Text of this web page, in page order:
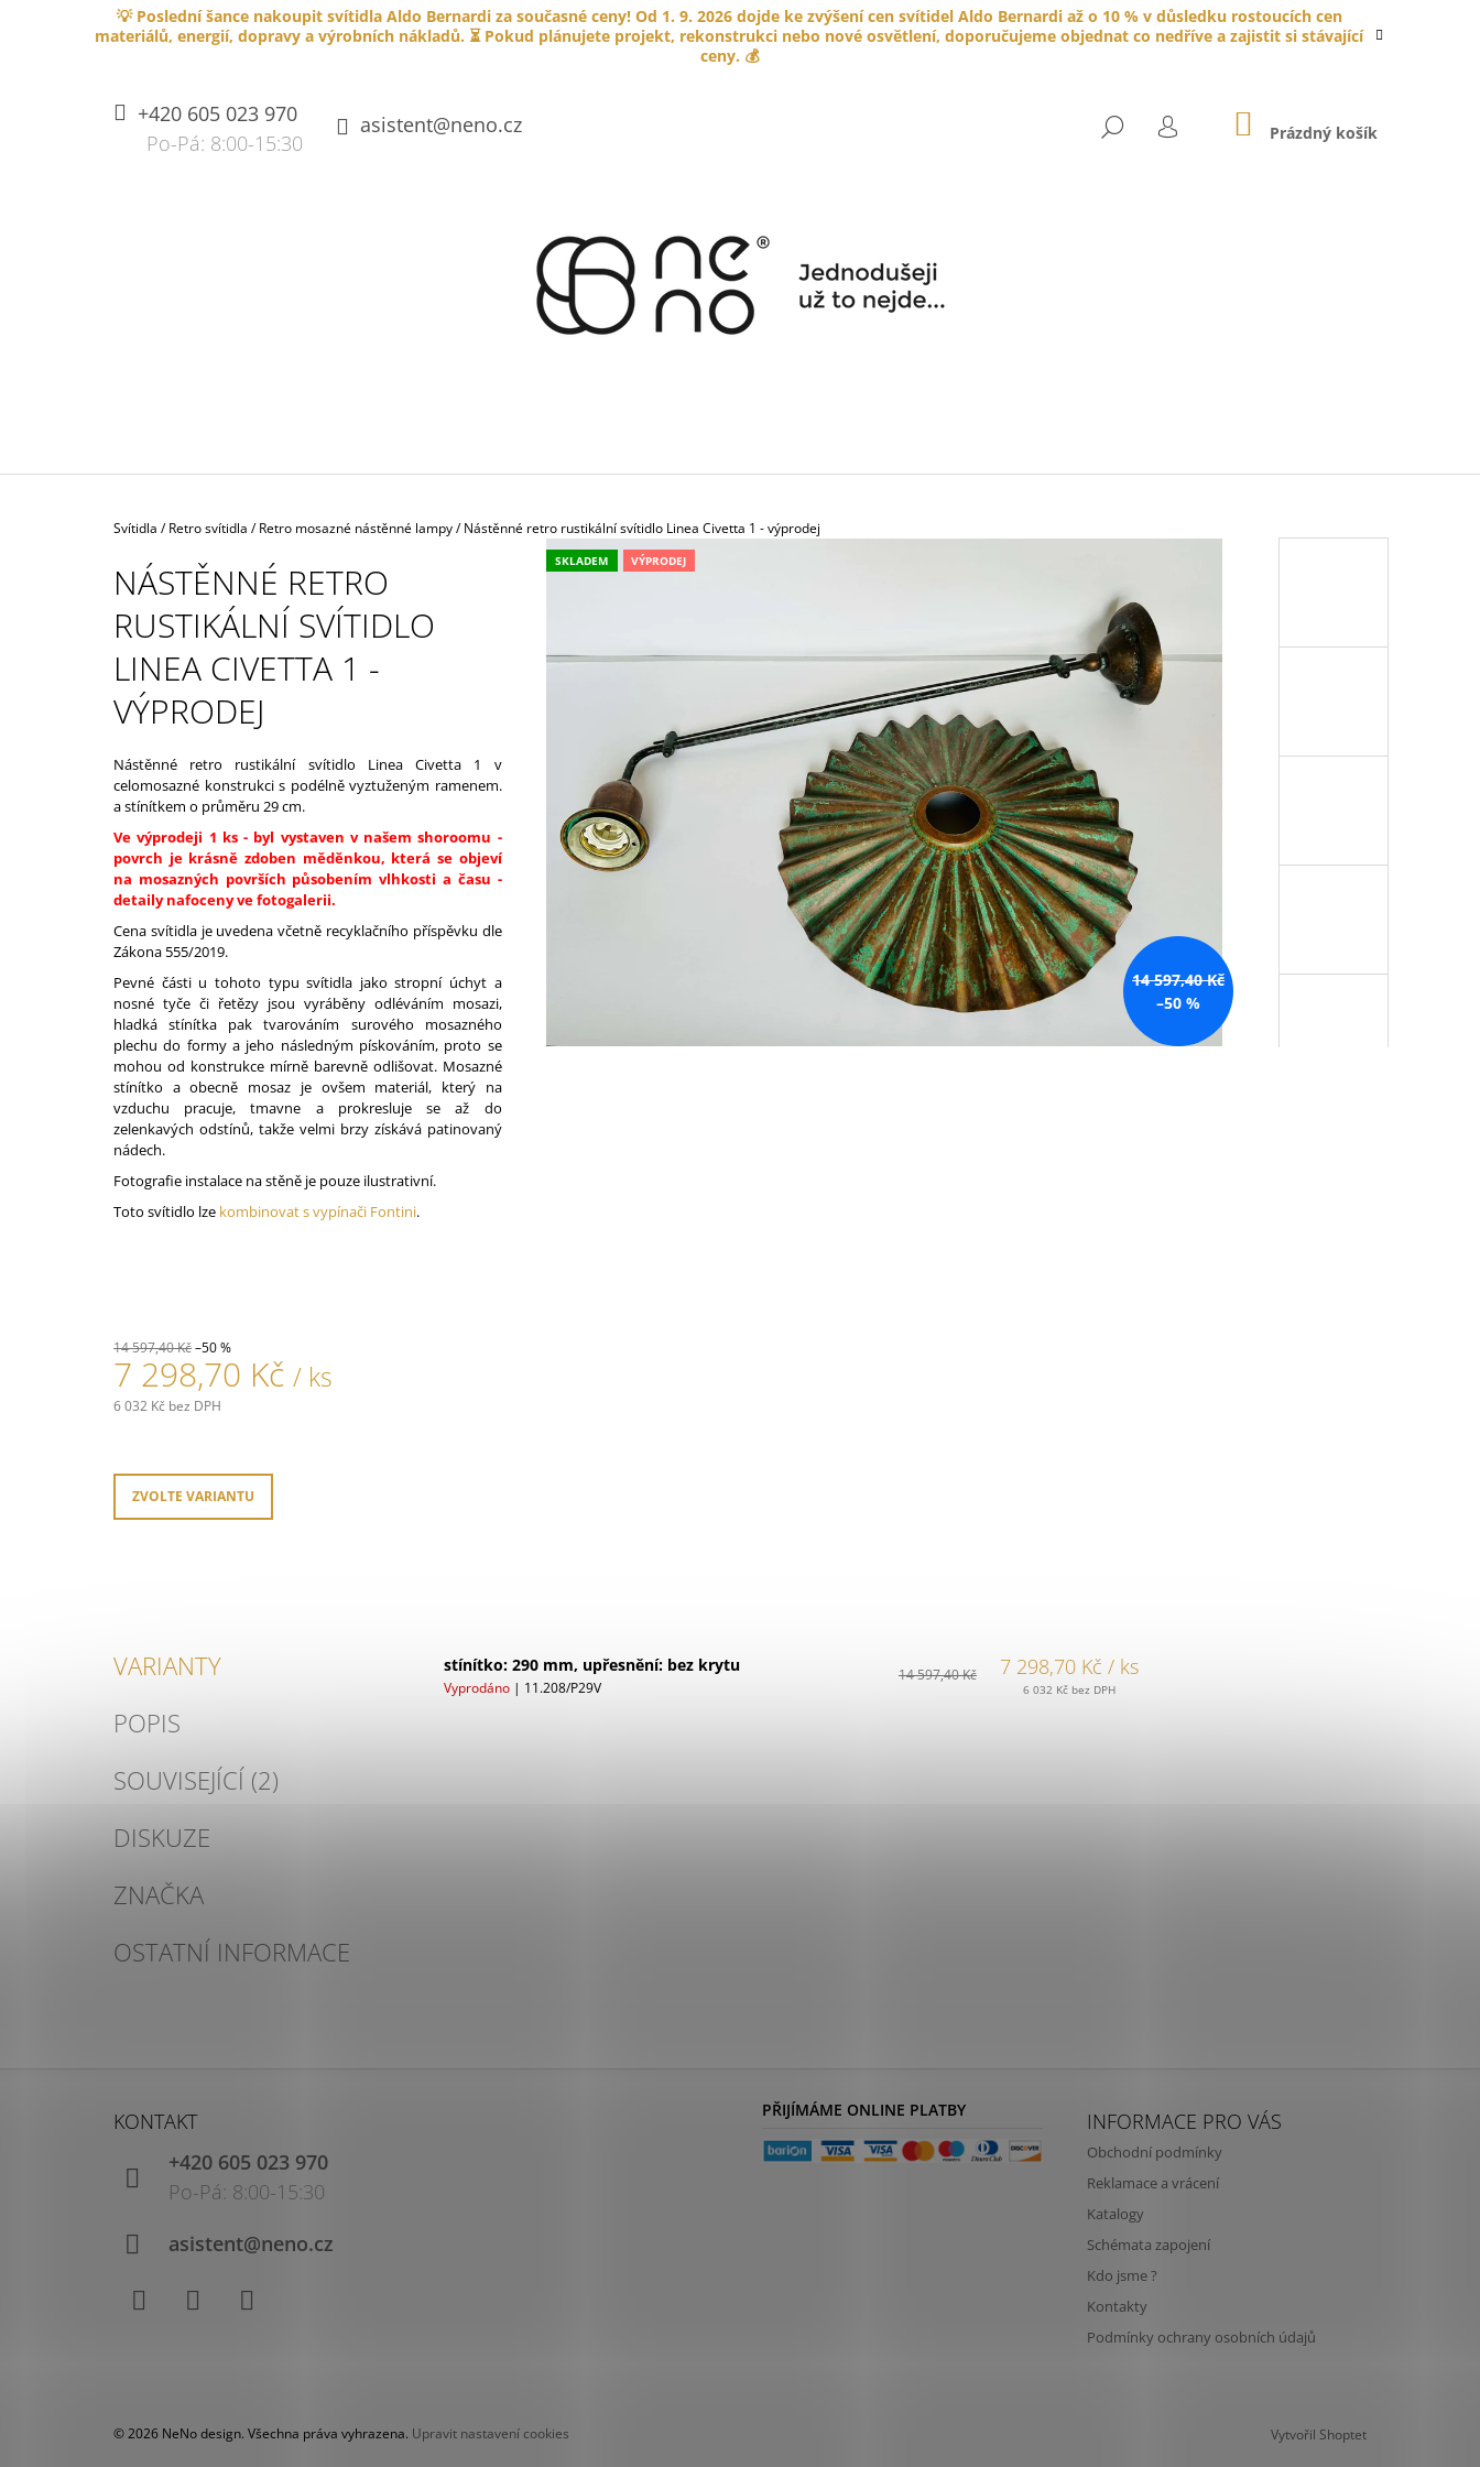
💡 Poslední šance nakoupit svítidla Aldo Bernardi za současné ceny! Od 1. 9. 2026 dojde ke zvýšení cen svítidel Aldo Bernardi až o 10 % v důsledku rostoucích cen
materiálů, energií, dopravy a výrobních nákladů. ⏳ Pokud plánujete projekt, rekonstrukci nebo nové osvětlení, doporučujeme objednat co nedříve a zajistit si stávající
ceny. 💰
+420 605 023 970 asistent@neno.cz HLEDAT
PŘIHLÁŠENÍ
NÁKUPNÍ
KOŠÍK
Prázdný košík
Domů
Svítidla / Retro svítidla / Retro mosazné nástěnné lampy/ Nástěnné retro rustikální svítidlo Linea Civetta 1 - výprodej
NÁSTĚNNÉ RETRO
RUSTIKÁLNÍ SVÍTIDLO
LINEA CIVETTA 1 -
VÝPRODEJ
SKLADEM VÝPRODEJ
14 597,40 Kč
–50 %
Nástěnné retro rustikální svítidlo Linea Civetta 1 v
celomosazné konstrukci s podélně vyztuženým ramenem.
a stínítkem o průměru 29 cm.
Ve výprodeji 1 ks - byl vystaven v našem shoroomu -
povrch je krásně zdoben měděnkou, která se objeví
na mosazných površích působením vlhkosti a času -
detaily nafoceny ve fotogalerii.
Cena svítidla je uvedena včetně recyklačního příspěvku dle
Zákona 555/2019.
Pevné části u tohoto typu svítidla jako stropní úchyt a
nosné tyče či řetězy jsou vyráběny odléváním mosazi,
hladká stínítka pak tvarováním surového mosazného
plechu do formy a jeho následným pískováním, proto se
mohou od konstrukce mírně barevně odlišovat. Mosazné
stínítko a obecně mosaz je ovšem materiál, který na
vzduchu pracuje, tmavne a prokresluje se až do
zelenkavých odstínů, takže velmi brzy získává patinovaný
nádech.
Fotografie instalace na stěně je pouze ilustrativní.
Toto svítidlo lze kombinovat s vypínači Fontini.
14 597,40 Kč–50 %
7 298,70 Kč / ks
6 032 Kč bez DPH
ZVOLTE VARIANTU
VARIANTY
POPIS
SOUVISEJÍCÍ (2)
DISKUZE
ZNAČKA
OSTATNÍ INFORMACE
stínítko: 290 mm, upřesnění: bez krytu
Vyprodáno | 11.208/P29V
14 597,40 Kč 7 298,70 Kč / ks
6 032 Kč bez DPH
ZPĚT
ZPĚT
CO POTŘEBUJETE NAJÍT?
DOPORUČUJEME
OHNIVZDORNOU IZOLACÍ - HNĚDÝ
COLONIAL
HNĚDÁ
KONTAKT
+420 605 023 970
asistent@neno.cz
PŘIJÍMÁME ONLINE PLATBY INFORMACE PRO VÁS
Obchodní podmínky
Reklamace a vrácení
Katalogy
Schémata zapojení
Kdo jsme ?
Kontakty
Podmínky ochrany osobních údajů
Vytvořil Shoptet
© 2026 NeNo design. Všechna práva vyhrazena. Upravit nastavení cookies